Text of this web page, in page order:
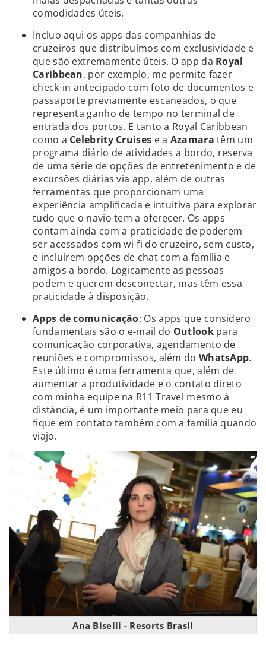
comodidades úteis.
Incluo aqui os apps das companhias de
cruzeiros que distribuímos com exclusividade e
que são extremamente úteis. O app da Royal
Caribbean, por exemplo, me permite fazer
check-in antecipado com foto de documentos e
passaporte previamente escaneados, o que
representa ganho de tempo no terminal de
entrada dos portos. E tanto a Royal Caribbean
como a Celebrity Cruises e a Azamara têm um
programa diário de atividades a bordo, reserva
de uma série de opções de entretenimento e de
excursões diárias via app, além de outras
ferramentas que proporcionam uma
experiência amplificada e intuitiva para explorar
tudo que o navio tem a oferecer. Os apps
contam ainda com a praticidade de poderem
ser acessados com wi-fi do cruzeiro, sem custo,
e incluírem opções de chat com a família e
amigos a bordo. Logicamente as pessoas
podem e querem desconectar, mas têm essa
praticidade à disposição.
Apps de comunicação: Os apps que considero
fundamentais são o e-mail do Outlookpara
comunicação corporativa, agendamento de
reuniões e compromissos, além do WhatsApp.
Este último é uma ferramenta que, além de
aumentar a produtividade e o contato direto
com minha equipe na R11 Travel mesmo à
distância, é um importante meio para que eu
fique em contato também com a família quando
viajo.
Ana Biselli - Resorts Brasil